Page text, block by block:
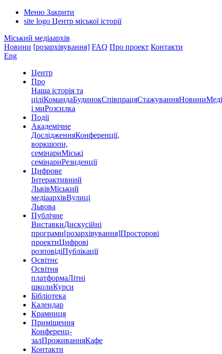
Меню Закрити
site logo Центр міської історії
Міський медіаархів
Новини [розархівування] FAQ Про проект Контакти
Eng
Центр
Про
Наша історія та
ціліКомандаБудинокСпівпрацяСтажуванняНовини
і миРозсилка
Події
Академічне
ДослідженняКонференції,
воркшопи,
семінариМіські
семінариРезиденції
Цифрове
Інтерактивний
ЛьвівМіський
медіаархівВулиці
Львова
Публічне
ВиставкиДискусійні
програми[розархівування]Просторові
проектиЦифрові
розповідіПублікації
Освітнє
Освітня
платформаЛітні
школиКурси
Бібліотека
Календар
Крамниця
Приміщення
Конференц-
залПроживанняКафе
Контакти